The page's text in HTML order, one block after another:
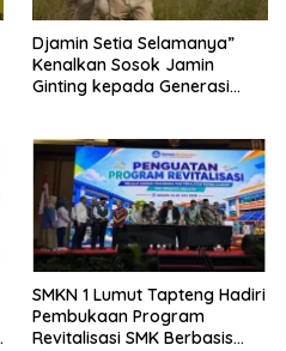
Djamin Setia Selamanya”
Kenalkan Sosok Jamin
Ginting kepada Generasi
SMKN 1 Lumut Tapteng Hadiri
Pembukaan Program
Revitalisasi SMK Berbasis